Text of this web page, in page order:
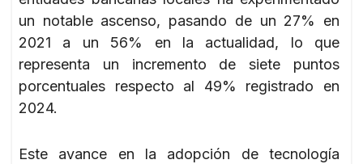
un notable ascenso, pasando de un 27% en
2021 a un 56% en la actualidad, lo que
representa un incremento de siete puntos
porcentuales respecto al 49% registrado en
2024.
Este avance en la adopción de tecnología